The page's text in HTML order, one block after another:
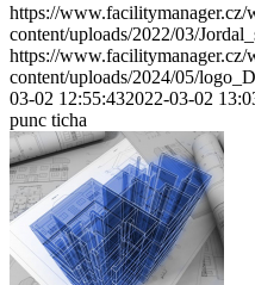
https://www.facilitymanager.cz/
content/uploads/2022/03/
https://www.facilitymanager.cz/
content/uploads/2024/05/
03-02 12:55:432022-03-02
punc ticha